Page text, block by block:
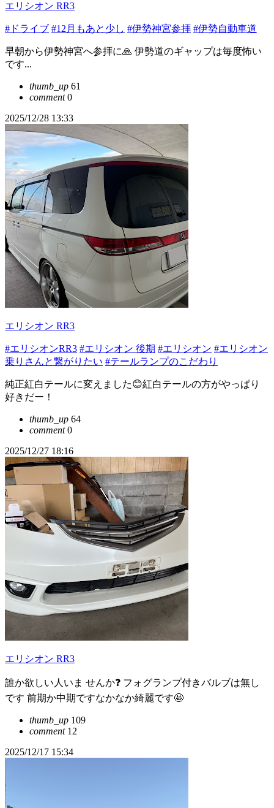
エリシオン RR3
#ドライブ #12月もあと少し #伊勢神宮参拝 #伊勢自動車道
早朝から伊勢神宮へ参拝に🙏 伊勢道のギャップは毎度怖い
です...
thumb_up 61
comment0
2025/12/28 13:33
エリシオン RR3
#エリシオンRR3 #エリシオン 後期 #エリシオン #エリシオン
乗りさんと繋がりたい #テールランプのこだわり
純正紅白テールに変えました😊紅白テールの方がやっぱり
好きだー！
thumb_up 64
comment0
2025/12/27 18:16
エリシオン RR3
誰か欲しい人いま せんか❓ フォグランプ付きバルブは無し
です 前期か中期ですなかなか綺麗です🤩
thumb_up 109
comment12
2025/12/17 15:34